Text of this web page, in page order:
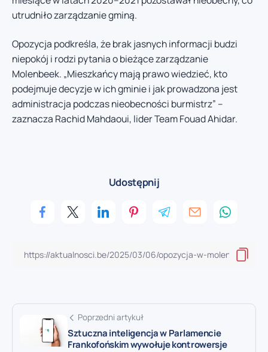
utrudniło zarządzanie gminą.
Opozycja podkreśla, że brak jasnych informacji budzi
niepokój i rodzi pytania o bieżące zarządzanie
Molenbeek. „Mieszkańcy mają prawo wiedzieć, kto
podejmuje decyzje w ich gminie i jak prowadzona jest
administracja podczas nieobecności burmistrz” –
zaznacza Rachid Mahdaoui, lider Team Fouad Ahidar.
Udostępnij
Poprzedni artykuł
Sztuczna inteligencja w Parlamencie
Frankofońskim wywołuje kontrowersje